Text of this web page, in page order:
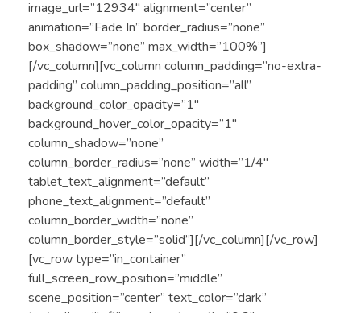
image_url=”12934″ alignment=”center”
animation=”Fade In” border_radius=”none”
box_shadow=”none” max_width=”100%”]
[/vc_column][vc_column column_padding=”no-extra-
padding” column_padding_position=”all”
background_color_opacity=”1″
background_hover_color_opacity=”1″
column_shadow=”none”
column_border_radius=”none” width=”1/4″
tablet_text_alignment=”default”
phone_text_alignment=”default”
column_border_width=”none”
column_border_style=”solid”][/vc_column][/vc_row]
[vc_row type=”in_container”
full_screen_row_position=”middle”
scene_position=”center” text_color=”dark”